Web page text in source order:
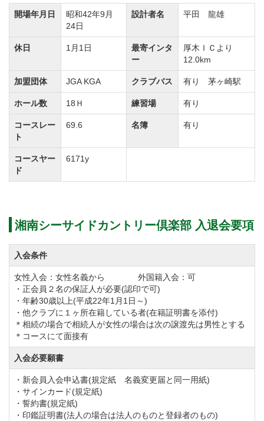
さのあるバンカーや馬の背状のグリーンなど戦略的な
コースです。
プレースタイルは全組キャディ付き。移動は電動カー
トにゴルフバッグを乗せて徒歩でのラウンド。
フェアウェイ、グリーンの細部まで整備を施しており
ますので、「最高のコンディション」でゴルフが楽し
めます。
その他の付帯設備として、パター練習に最適なグリー
ン、相模湾に面して造られたドライビングレンジを完
備。
ご利用頂けます。
白を基調としたクラブハウスには入浴施設、美味しい
食事が楽しめるレストラン、コンペルームがありま
す。
男性用の浴室は平成20年12月にリニューアルしまし
た。浴室からは天気が良い日には富士山が眺望できま
す。
また女性用バスルームでは色鮮やかなバラの花びらを
浮かべた「ローズバス」で上品な薔薇の香りに包まれ
て心身共にリラックス。
その他、お風呂上りにゆったりと寛げる専用のラウン
開場年月日
昭和42年9月
24日
設計者名 平田 龍雄
休日 1月1日
最寄インタ
ー
厚木ＩＣより
12.0km
加盟団体 JGA KGA クラブバス 有り 茅ヶ崎駅
ホール数 18Ｈ 練習場 有り
コースレー
ト
69.6 名簿 有り
コースヤー
ド
6171y
湘南シーサイドカントリー倶楽部 入退会要項
入会条件
女性入会：女性名義から 外国籍入会：可
・正会員２名の保証人が必要(認印で可)
・年齢30歳以上(平成22年1月1日～)
・他クラブに１ヶ所在籍している者(在籍証明書を添付)
＊相続の場合で相続人が女性の場合は次の譲渡先は男性とする
＊コースにて面接有
入会必要願書
・新会員入会申込書(規定紙 名義変更届と同一用紙)
・サインカード(規定紙)
・誓約書(規定紙)
・印鑑証明書(法人の場合は法人のものと登録者のもの)